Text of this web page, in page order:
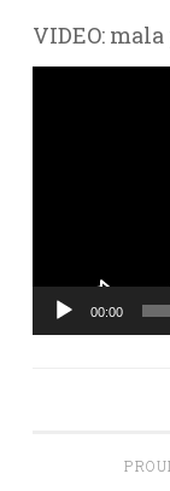
VIDEO:
00:00